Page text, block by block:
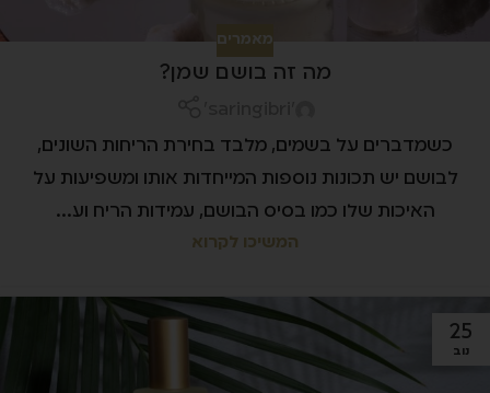
מאמרים
מה זה בושם שמן?
כשמדברים על בשמים, מלבד בחירת הריחות השונים,
לבושם יש תכונות נוספות המייחדות אותו ומשפיעות על
האיכות שלו כמו בסיס הבושם, עמידות הריח וע...
המשיכו לקרוא
25
נוב